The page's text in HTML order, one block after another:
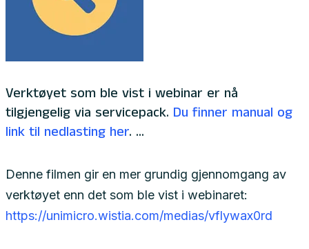
Verktøyet som ble vist i webinar er nå
tilgjengelig via servicepack. Du finner manual og
link til nedlasting her. ...
Denne filmen gir en mer grundig gjennomgang av
verktøyet enn det som ble vist i webinaret:
https://unimicro.wistia.com/medias/vflywax0rd